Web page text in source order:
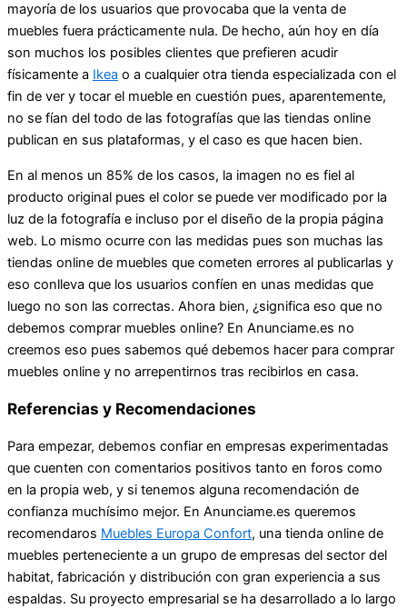
mayoría de los usuarios que provocaba que la venta de
muebles fuera prácticamente nula. De hecho, aún hoy en día
son muchos los posibles clientes que prefieren acudir
físicamente a Ikea o a cualquier otra tienda especializada con el
fin de ver y tocar el mueble en cuestión pues, aparentemente,
no se fían del todo de las fotografías que las tiendas online
publican en sus plataformas, y el caso es que hacen bien.
En al menos un 85% de los casos, la imagen no es fiel al
producto original pues el color se puede ver modificado por la
luz de la fotografía e incluso por el diseño de la propia página
web. Lo mismo ocurre con las medidas pues son muchas las
tiendas online de muebles que cometen errores al publicarlas y
eso conlleva que los usuarios confíen en unas medidas que
luego no son las correctas. Ahora bien, ¿significa eso que no
debemos comprar muebles online? En Anunciame.es no
creemos eso pues sabemos qué debemos hacer para comprar
muebles online y no arrepentirnos tras recibirlos en casa.
Referencias y Recomendaciones
Para empezar, debemos confiar en empresas experimentadas
que cuenten con comentarios positivos tanto en foros como
en la propia web, y si tenemos alguna recomendación de
confianza muchísimo mejor. En Anunciame.es queremos
recomendaros Muebles Europa Confort, una tienda online de
muebles perteneciente a un grupo de empresas del sector del
habitat, fabricación y distribución con gran experiencia a sus
espaldas. Su proyecto empresarial se ha desarrollado a lo largo